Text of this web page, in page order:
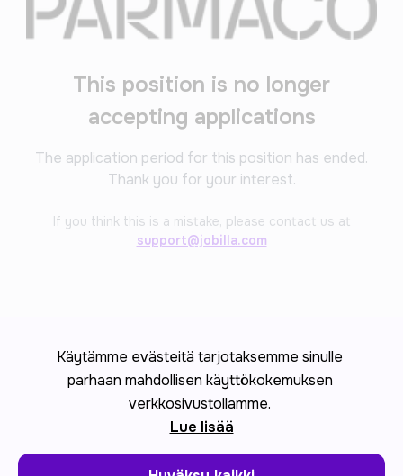
This position is no longer
accepting applications
The application period for this position has ended.
Thank you for your interest.
If you think this is a mistake, please contact us at
support@jobilla.com
Käytämme evästeitä tarjotaksemme sinulle
parhaan mahdollisen käyttökokemuksen
verkkosivustollamme.
Lue lisää